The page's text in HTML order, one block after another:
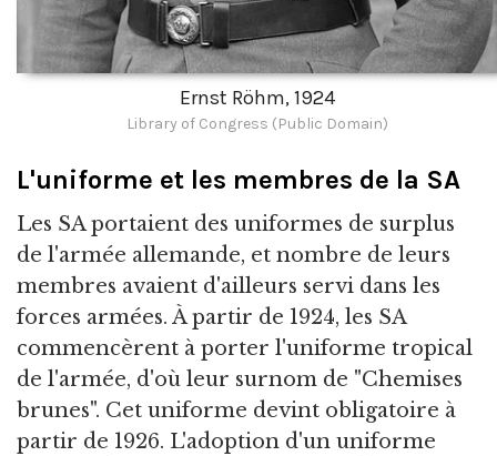
Ernst Röhm, 1924
Library of Congress (Public Domain)
L'uniforme et les membres de la SA
Les SA portaient des uniformes de surplus
de l'armée allemande, et nombre de leurs
membres avaient d'ailleurs servi dans les
forces armées. À partir de 1924, les SA
commencèrent à porter l'uniforme tropical
de l'armée, d'où leur surnom de "Chemises
brunes". Cet uniforme devint obligatoire à
partir de 1926. L'adoption d'un uniforme